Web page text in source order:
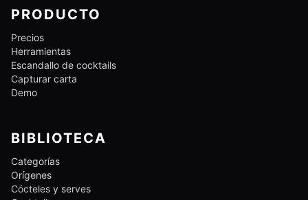
PRODUCTO
Precios
Herramientas
Escandallo de cocktails
Capturar carta
Demo
BIBLIOTECA
Categorías
Orígenes
Cócteles y serves